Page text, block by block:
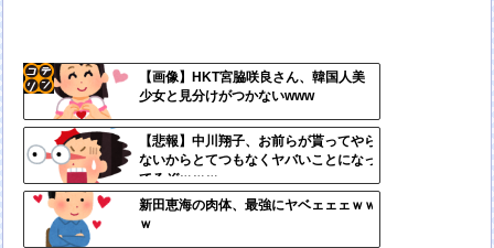
【画像】HKT宮脇咲良さん、韓国人美
少女と見分けがつかないwww
【悲報】中川翔子、お前らが貰ってやら
ないからとてつもなくヤバいことになっ
てるぞｗｗｗ
新田恵海の肉体、最強にヤベェェェｗｗ
ｗ
定リ
ンク